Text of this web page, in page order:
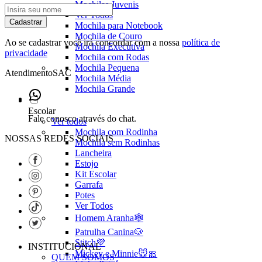
Mochilas Juvenis
Ver Todos
Mochila para Notebook
Mochila de Couro
Mochila Executiva
Mochila com Rodas
Mochila Pequena
Mochila Média
Mochila Grande
Escolar
Ver todos
Mochila com Rodinha
Mochila sem Rodinhas
Lancheira
Estojo
Kit Escolar
Garrafa
Potes
Ver Todos
Homem Aranha🕸️
Patrulha Canina🐶
Stitch💜
Mickey e Minnie🐭🎀
Cadastrar
Ao se cadastrar você irá concordar com a nossa política de
privacidade
AtendimentoSAC
Fale conosco através do chat.
NOSSAS REDES SOCIAIS
INSTITUCIONAL
QUEM SOMOS